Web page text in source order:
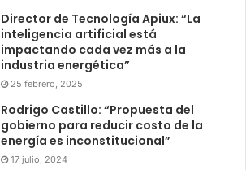
Director de Tecnología Apiux: “La
inteligencia artificial está
impactando cada vez más a la
industria energética”
25 febrero, 2025
Rodrigo Castillo: “Propuesta del
gobierno para reducir costo de la
energía es inconstitucional”
17 julio, 2024